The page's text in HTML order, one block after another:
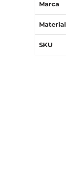
Marca
Material
SKU